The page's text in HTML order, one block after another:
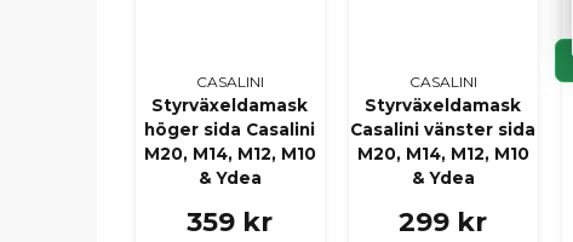
CASALINI
Styrväxeldamask
höger sida Casalini
M20, M14, M12, M10
& Ydea
359 kr
CASALINI
Styrväxeldamask
Casalini vänster sida
M20, M14, M12, M10
& Ydea
299 kr